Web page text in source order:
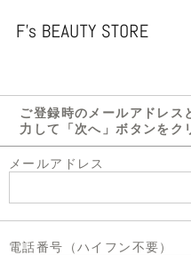
ご登録時のメールアドレス
力して「次へ」ボタンをク
メールアドレス
電話番号（ハイフン不要）